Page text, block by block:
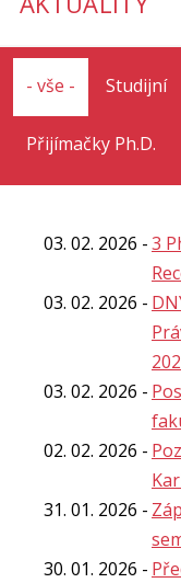
- vše - Studijní
Přijímačky Ph.D.
03. 02. 2026
3
03. 02. 2026
03. 02. 2026
02. 02. 2026
31. 01. 2026
30. 01. 2026